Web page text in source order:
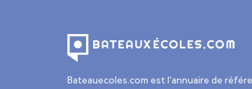
Bateauecoles.com est l'annuaire de